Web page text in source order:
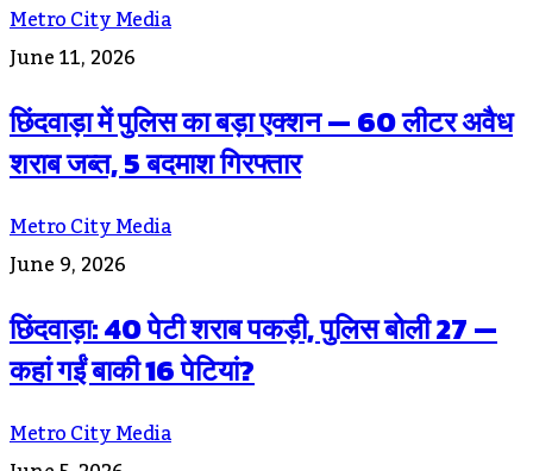
Metro City Media
June 11, 2026
छिंदवाड़ा में पुलिस का बड़ा एक्शन — 60 लीटर अवैध
शराब जब्त, 5 बदमाश गिरफ्तार
Metro City Media
June 9, 2026
छिंदवाड़ा: 40 पेटी शराब पकड़ी, पुलिस बोली 27 —
कहां गईं बाकी 16 पेटियां?
Metro City Media